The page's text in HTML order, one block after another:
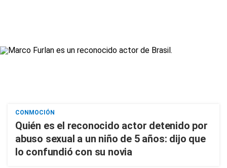
CONMOCIÓN
Quién es el reconocido actor detenido por
abuso sexual a un niño de 5 años: dijo que
lo confundió con su novia